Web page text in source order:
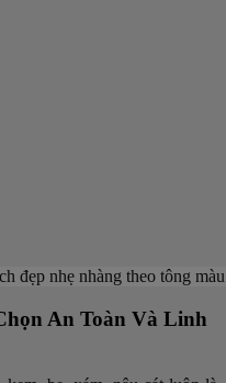
đẹp nhẹ nhàng theo tông
An Toàn Và Linh